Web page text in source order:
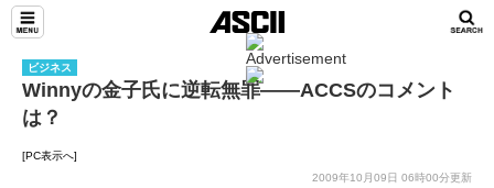
ビジネス
Winnyの金子氏に逆転無罪――ACCSのコメント
は？
[PC表示へ]
2009年10月09日 06時00分更新